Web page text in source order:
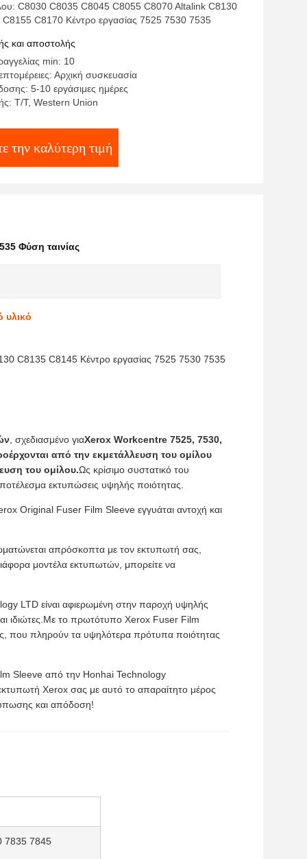
C8030 C8035 C8045 C8055 C8070 Altalink C8130
C8170 Κέντρο εργασίας 7525 7530 7535
και αποστολής
min: 10
Αρχική συσκευασία
5-10 εργάσιμες ημέρες
T/T, Western Union
την καλύτερη τιμή
Φύση ταινίας
υλικό
C8135 C8145 Κέντρο εργασίας 7525 7530 7535
, σχεδιασμένο γιαXerox Workcentre 7525, 7530,
από την εκμετάλλευση του ομίλου
του ομίλου.Ως κρίσιμο συστατικό του
εκτυπώσεις υψηλής ποιότητας.
Original Fuser Film Sleeve εγγυάται αντοχή και
απρόσκοπτα με τον εκτυπωτή σας,
μοντέλα εκτυπωτών, μπορείτε να
LTD είναι αφιερωμένη στην παροχή υψηλής
ιδιώτες.Με το πρωτότυπο Xerox Fuser Film
που πληρούν τα υψηλότερα πρότυπα ποιότητας
Sleeve από την Honhai Technology
Xerox σας με αυτό το απαραίτητο μέρος
και απόδοση!
7835 7845